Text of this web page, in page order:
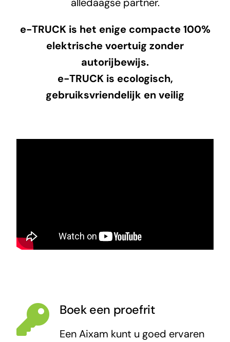
e-TRUCK is het enige compacte 100%
elektrische voertuig zonder
autorijbewijs.
e-TRUCK is ecologisch,
gebruiksvriendelijk en veilig
Boek een proefrit
Een Aixam kunt u goed ervaren